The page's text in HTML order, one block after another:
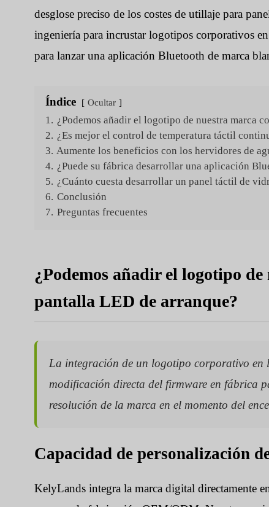
desglose preciso de los costes de utillaje para
ingeniería para incrustar logotipos corporativos
para lanzar una aplicación Bluetooth de marca
Índice Ocultar
1. ¿Podemos añadir el logotipo de nuestra marca
2. ¿Es mejor el control de temperatura táctil
3. Aumente los beneficios con los hervidores de
4. ¿Puede su fábrica desarrollar una aplicación
5. ¿Cuánto cuesta desarrollar un panel táctil de
6. Conclusión
7. Preguntas frecuentes
¿Podemos añadir el logotipo
pantalla LED de arranque?
La integración de un logotipo corporativo en
modificación directa del firmware en fábrica
resolución de la marca en el momento del
Capacidad de personalización
KelyLands integra la marca digital directamente